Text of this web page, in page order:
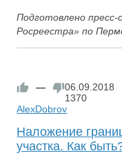
Подготовлено
Росреестра» по
—
06.09.2018
1370
AlexDobrov
Наложение
участка. Как